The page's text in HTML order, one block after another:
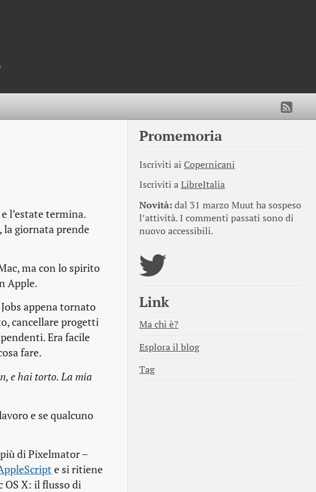
l’estate termina.
la giornata prende
ma con lo spirito
Apple.
Jobs appena tornato
cancellare progetti
Era facile
fare.
e hai torto. La mia
e se qualcuno
di Pixelmator –
e si ritiene
OS X: il flusso di
Promemoria
Iscriviti ai Copernicani
Iscriviti aLibreItalia
Novità:dal 31 marzo Muut ha sospeso
l’attività. I commenti passati sono di
nuovo accessibili.
Link
Ma chi è?
Esplora il blog
Tag